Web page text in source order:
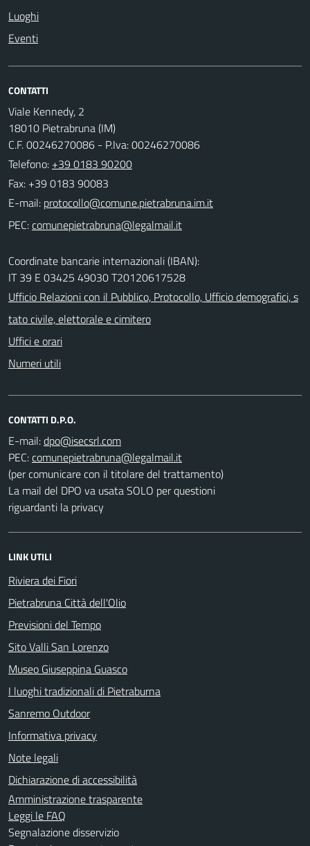
Luoghi
Eventi
CONTATTI
Viale Kennedy, 2
18010 Pietrabruna (IM)
C.F. 00246270086 - P.Iva: 00246270086
Telefono: +39 0183 90200
Fax: +39 0183 90083
E-mail:
PEC:
Coordinate bancarie internazionali (IBAN):
IT 39 E 03425 49030 T20120617528
Ufficio Relazioni con il Pubblico, Protocollo, Ufficio demografici, s
tato civile, elettorale e cimitero
Uffici e orari
Numeri utili
CONTATTI D.P.O.
E-mail:
PEC:
(per comunicare con il titolare del trattamento)
La mail del DPO va usata SOLO per questioni
riguardanti la privacy
LINK UTILI
Riviera dei Fiori
Pietrabruna Città dell'Olio
Previsioni del Tempo
Sito Valli San Lorenzo
Museo Giuseppina Guasco
I luoghi tradizionali di Pietraburna
Sanremo Outdoor
Informativa privacy
Note legali
Dichiarazione di accessibilità
Amministrazione trasparente
Leggi le FAQ
Segnalazione disservizio